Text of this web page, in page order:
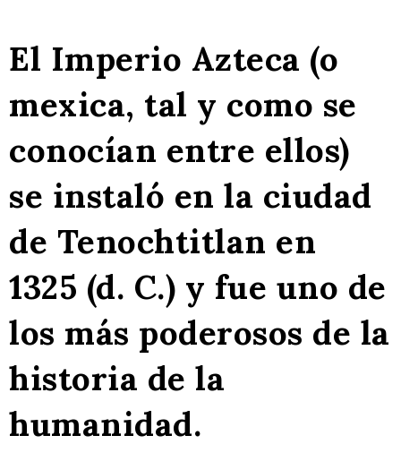
El Imperio Azteca (o
mexica, tal y como se
conocían entre ellos)
se instaló en la ciudad
de Tenochtitlan en
1325 (d. C.) y fue uno de
los más poderosos de la
historia de la
humanidad.